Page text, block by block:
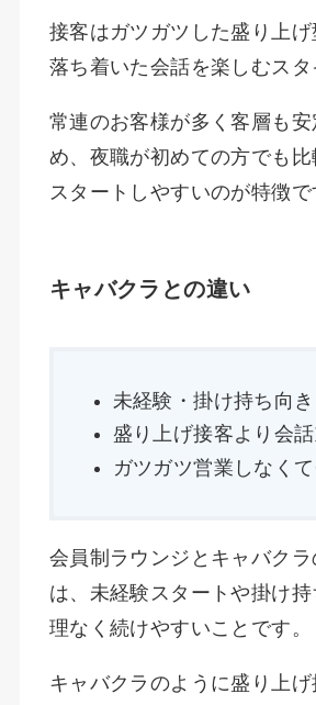
接客はガツガツした盛り上げ
落ち着いた会話を楽しむスタ
常連のお客様が多く客層も
め、夜職が初めての方でも
スタートしやすいのが特徴で
キャバクラとの違い
未経験・掛け持ち向き
盛り上げ接客より会
ガツガツ営業しなく
会員制ラウンジとキャバク
は、未経験スタートや掛け
理なく続けやすいことです。
キャバクラのように盛り上